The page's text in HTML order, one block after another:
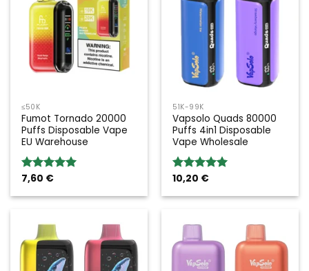
≤50K
Fumot Tornado 20000
Puffs Disposable Vape
EU Warehouse
Valoración:
5
7,60 €
51K-99K
Vapsolo Quads 80000
Puffs 4in1 Disposable
Vape Wholesale
Valoración:
5
10,20 €